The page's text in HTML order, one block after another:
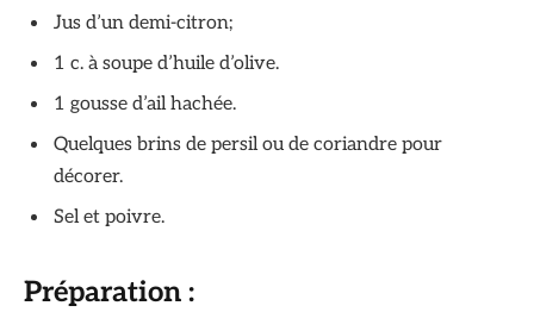
Jus d’un demi-citron;
1 c. à soupe d’huile d’olive.
1 gousse d’ail hachée.
Quelques brins de persil ou de coriandre pour
décorer.
Sel et poivre.
Préparation :